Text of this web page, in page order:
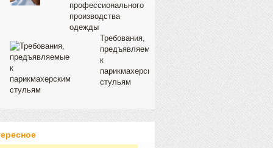
профессионального
производства
одежды
Требования,
предъявляемые
к
парикмахерским
стульям